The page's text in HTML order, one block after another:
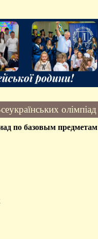
олімпіад
по базовым предметам